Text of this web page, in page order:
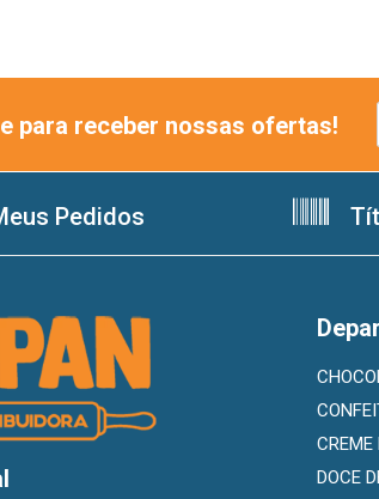
para receber nossas ofertas!
Pedidos
CREME
DOCE